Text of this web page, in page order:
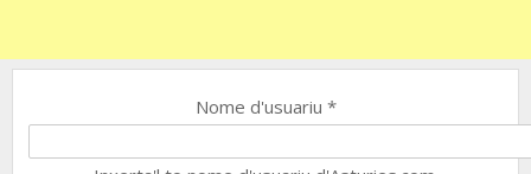
Nome d'usuariu *